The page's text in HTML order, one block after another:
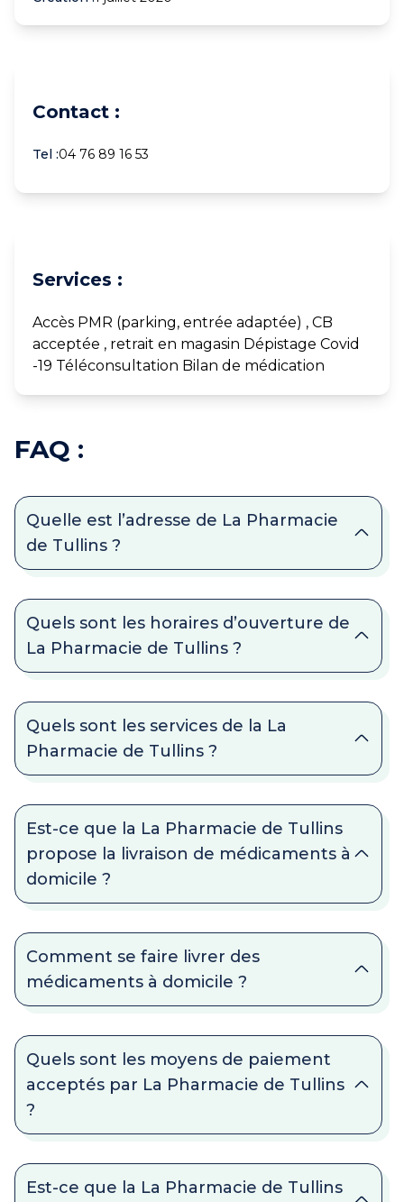
Contact :
Tel :04 76 89 16 53
Services :
Accès PMR (parking, entrée adaptée) , CB
acceptée , retrait en magasin Dépistage Covid
-19 Téléconsultation Bilan de médication
FAQ :
Quelle est l’adresse de La Pharmacie
de Tullins ?
Quels sont les horaires d’ouverture de
La Pharmacie de Tullins ?
Quels sont les services de la La
Pharmacie de Tullins ?
Est-ce que la La Pharmacie de Tullins
propose la livraison de médicaments à
domicile ?
Comment se faire livrer des
médicaments à domicile ?
Quels sont les moyens de paiement
acceptés par La Pharmacie de Tullins
?
Est-ce que la La Pharmacie de Tullins